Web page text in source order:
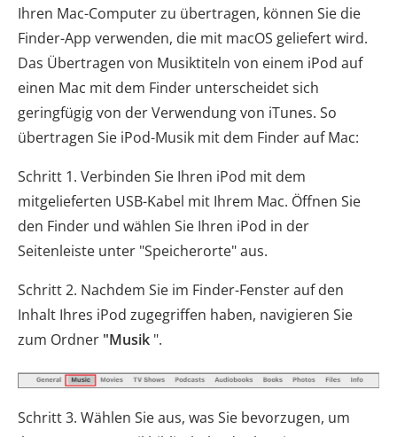
Ihren Mac-Computer zu übertragen, können Sie die
Finder-App verwenden, die mit macOS geliefert wird.
Das Übertragen von Musiktiteln von einem iPod auf
einen Mac mit dem Finder unterscheidet sich
geringfügig von der Verwendung von iTunes. So
übertragen Sie iPod-Musik mit dem Finder auf Mac:
Schritt 1. Verbinden Sie Ihren iPod mit dem
mitgelieferten USB-Kabel mit Ihrem Mac. Öffnen Sie
den Finder und wählen Sie Ihren iPod in der
Seitenleiste unter "Speicherorte" aus.
Schritt 2. Nachdem Sie im Finder-Fenster auf den
Inhalt Ihres iPod zugegriffen haben, navigieren Sie
zum Ordner "Musik ".
Schritt 3. Wählen Sie aus, was Sie bevorzugen, um